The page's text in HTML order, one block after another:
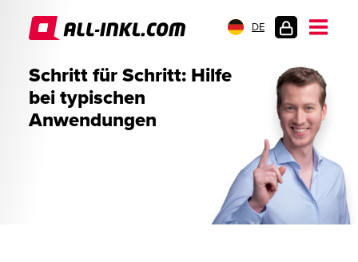
DE
Schritt für Schritt: Hilfe
bei typischen
Anwendungen